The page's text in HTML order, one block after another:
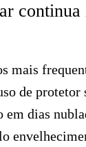
continua
mais
de protetor
em dias